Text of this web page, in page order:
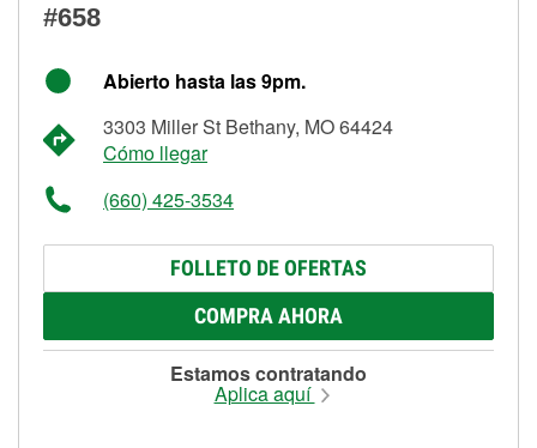
#658
Abierto hasta las 9pm.
3303 Miller St Bethany, MO 64424
Cómo llegar
(660) 425-3534
FOLLETO DE OFERTAS
COMPRA AHORA
Estamos contratando
Aplica aquí